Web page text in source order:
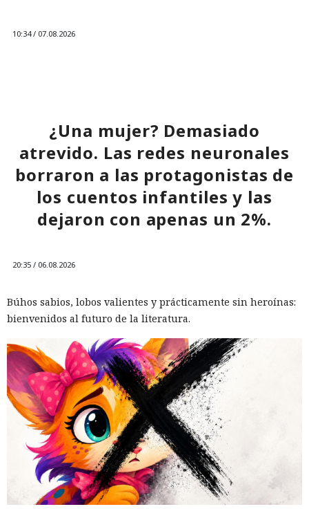
10:34 / 07.08.2026
muchos meses con datos robados de otras personas, antes
uno de los mayores hackeos de los últimos años — ataque a
la plataforma en la nube Snowflake.
Muka, de 26 años, se declaró culpable de cargos de fraude
informático y telefónico, robo agravado de datos personales
y conspiración en un tribunal federal del estado de
Washington. Su sentencia se dictará el 27 de octubre; la
pena máxima es de hasta 32 años de prisión.
Muka y sus cómplices utilizaron credenciales robadas para
acceder a cuentas de Snowflake y robaron información de al
¿Una mujer? Demasiado
atrevido. Las redes neuronales
borraron a las protagonistas de
los cuentos infantiles y las
dejaron con apenas un 2%.
20:35 / 06.08.2026
Búhos sabios, lobos valientes y prácticamente sin heroínas:
bienvenidos al futuro de la literatura.